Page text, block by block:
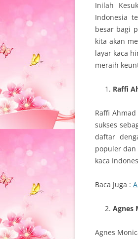
Inilah
Indonesia
besar bagi
kita akan
layar kaca
meraih
Raffi
Raffi
sukses
daftar
populer
kaca
Baca Juga :
Agnes
Agnes